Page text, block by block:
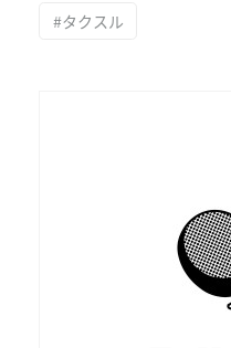
#タクスル